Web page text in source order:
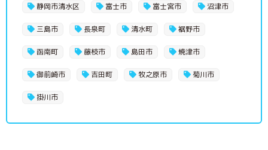
静岡市清水区 富士市 富士宮市 沼津市
三島市 長泉町 清水町 裾野市
函南町 藤枝市 島田市 焼津市
御前崎市 吉田町 牧之原市 菊川市
掛川市